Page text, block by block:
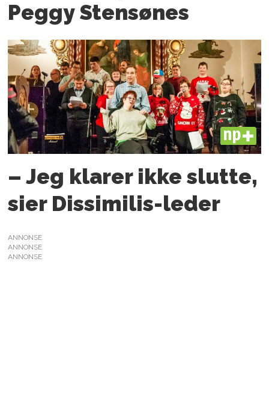
Peggy Stensønes
PLUS
– Jeg klarer ikke slutte,
sier Dissimilis-leder
ANNONSE
ANNONSE
ANNONSE